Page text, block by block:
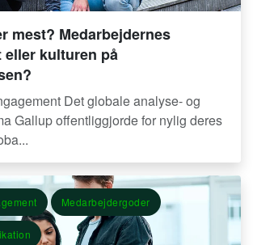
mest? Medarbejdernes
eller kulturen på
Det globale analyse- og
Gallup offentliggjorde for nylig deres
Medarbejdergoder